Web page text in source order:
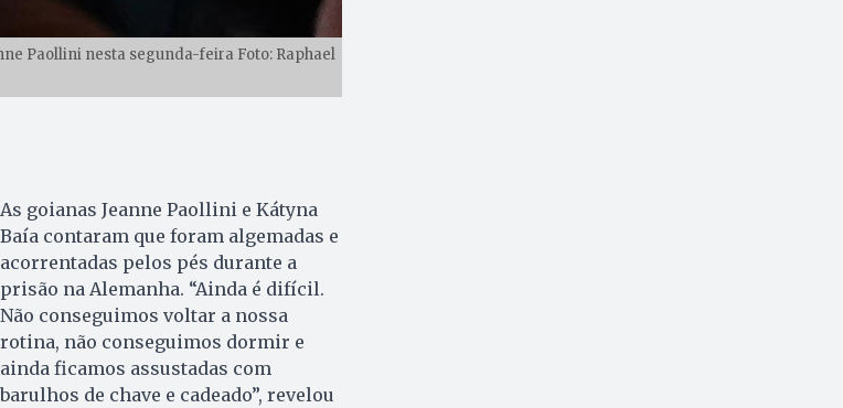
Paollini nesta segunda-feira Foto: Raphael
As goianas Jeanne Paollini e Kátyna
Baía contaram que foram algemadas e
acorrentadas pelos pés durante a
prisão na Alemanha. “Ainda é difícil.
Não conseguimos voltar a nossa
rotina, não conseguimos dormir e
ainda ficamos assustadas com
barulhos de chave e cadeado”, revelou